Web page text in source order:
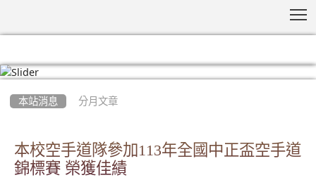
本站消息 分月文章
本校空手道隊參加113年全國中正盃空手道
錦標賽 榮獲佳績